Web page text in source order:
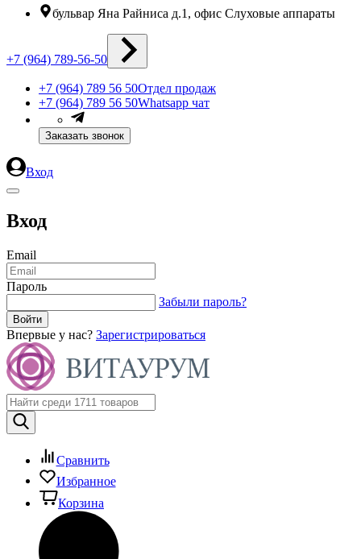
бульвар Яна Райниса д.1, офис Слуховые аппараты
+7 (964) 789-56-50
+7 (964) 789 56 50Отдел продаж
+7 (964) 789 56 50Whatsapp чат
Заказать звонок
Вход
Вход
Email
Пароль
Забыли пароль?
Впервые у нас? Зарегистрироваться
Сравнить
Избранное
Корзина